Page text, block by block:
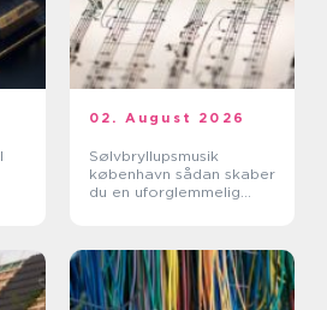
02. August 2026
Sølvbryllupsmusik
københavn sådan skaber
du en uforglemmelig